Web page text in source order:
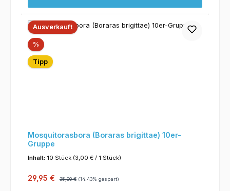
Ausverkauft
%Rabatt
Tipp
Mosquitorasbora (Boraras brigittae) 10er-
Gruppe
Inhalt: 10 Stück (3,00 € / 1 Stück)
Verkaufspreis:
29,95 € 35,00 € (14.43% gespart)